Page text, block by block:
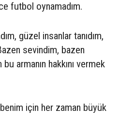
futbol oynamadım.
güzel insanlar tanıdım,
sevindim, bazen
armanın hakkını vermek
için her zaman büyük